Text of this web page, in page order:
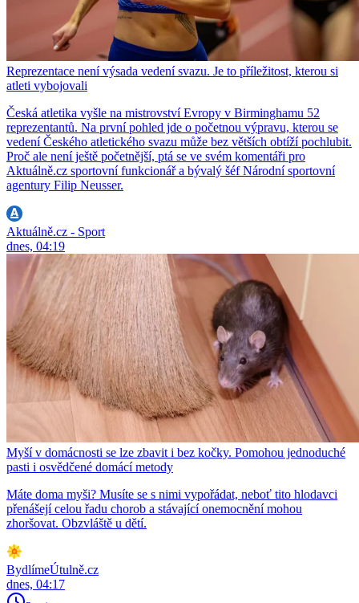
Reprezentace není výsada vedení svazu. Je to příležitost, kterou si
atleti vybojovali
Česká atletika vyšle na mistrovství Evropy v Birminghamu 52
reprezentantů. Na první pohled jde o početnou výpravu, kterou se
vedení Českého atletického svazu může bez větších obtíží pochlubit.
Proč ale není ještě početnější, ptá se ve svém komentáři pro
Aktuálně.cz sportovní funkcionář a bývalý šéf Národní sportovní
agentury Filip Neusser.
Aktuálně.cz - Sport
dnes, 04:19
Myší v domácnosti se lze zbavit i bez kočky. Pomohou jednoduché
pasti i osvědčené domácí metody
Máte doma myši? Musíte se s nimi vypořádat, neboť tito hlodavci
přenášejí celou řadu chorob a stávající onemocnění mohou
zhoršovat. Obzvláště u dětí.
BydlímeÚtulně.cz
dnes, 04:17